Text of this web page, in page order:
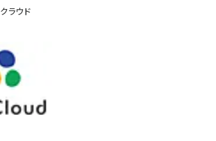
ラウド